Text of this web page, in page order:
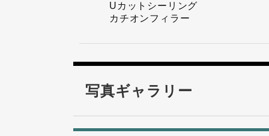
Uカットシーリング
カチオンフィラー
写真ギャラリー